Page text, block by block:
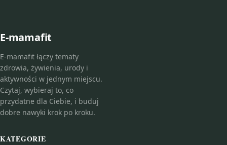
E-mamafit
E-mamafit łączy tematy
zdrowia, żywienia, urody i
aktywności w jednym miejscu.
Czytaj, wybieraj to, co
przydatne dla Ciebie, i buduj
dobre nawyki krok po kroku.
KATEGORIE